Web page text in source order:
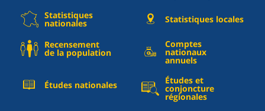
Statistiques
nationales Statistiques locales
Recensement
de la population
Comptes
nationaux
annuels
Études nationales Études et
conjoncture
régionales